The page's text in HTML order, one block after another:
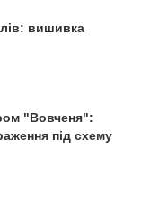
вишивка
"Вовченя":
під схему